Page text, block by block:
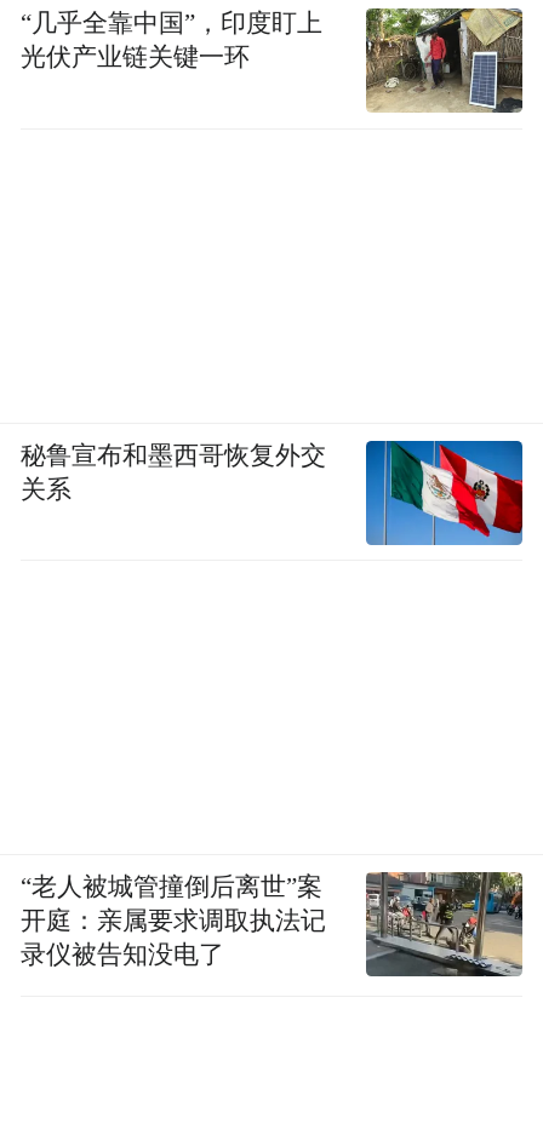
得你聊的是网络安全、生物、化学，或者想
拿Claude蒸馏训练自家模型，就会自动把会
要么重开一个窗口。
官方在技术博客里说，这套检测平均触发率
“几乎全靠中国”，印度盯上
光伏产业链关键一环
秘鲁宣布和墨西哥恢复外交
关系
“老人被城管撞倒后离世”案
开庭：亲属要求调取执法记
录仪被告知没电了